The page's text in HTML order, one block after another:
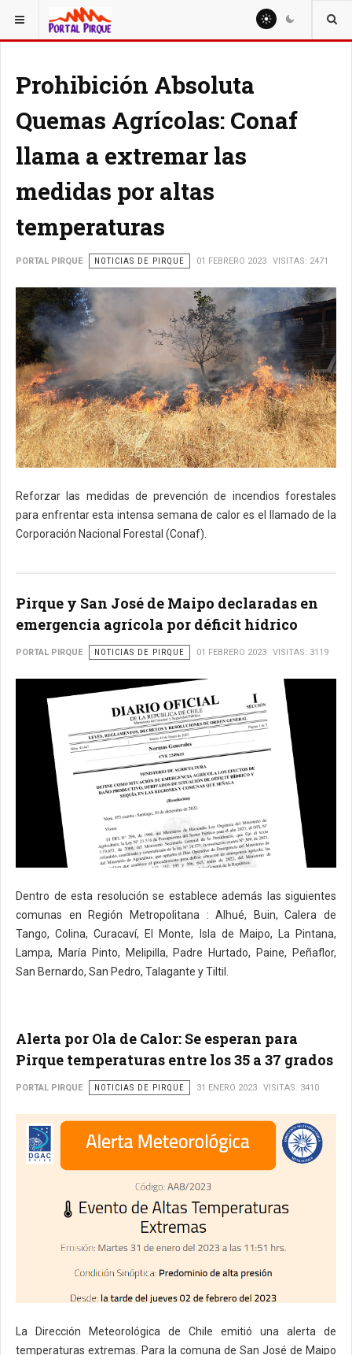
ESTÁ AQUÍ: NOTICIAS
Prohibición Absoluta
Quemas Agrícolas: Conaf
llama a extremar las
medidas por altas
temperaturas
PORTAL PIRQUE NOTICIAS DE PIRQUE 01 FEBRERO 2023 VISITAS: 2471
Reforzar las medidas de prevención de incendios forestales
para enfrentar esta intensa semana de calor es el llamado de la
Corporación Nacional Forestal (Conaf).
Pirque y San José de Maipo declaradas en
emergencia agrícola por déficit hídrico
PORTAL PIRQUE NOTICIAS DE PIRQUE 01 FEBRERO 2023 VISITAS: 3119
Dentro de esta resolución se establece además las siguientes
comunas en Región Metropolitana : Alhué, Buin, Calera de
Tango, Colina, Curacaví, El Monte, Isla de Maipo, La Pintana,
Lampa, María Pinto, Melipilla, Padre Hurtado, Paine, Peñaflor,
San Bernardo, San Pedro, Talagante y Tiltil.
Alerta por Ola de Calor: Se esperan para
Pirque temperaturas entre los 35 a 37 grados
PORTAL PIRQUE NOTICIAS DE PIRQUE 31 ENERO 2023 VISITAS: 3410
La Dirección Meteorológica de Chile emitió una alerta de
temperaturas extremas. Para la comuna de San José de Maipo